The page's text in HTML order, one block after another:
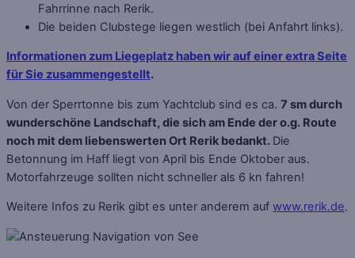
Fahrrinne nach Rerik.
Die beiden Clubstege liegen westlich (bei Anfahrt links).
Informationen zum Liegeplatz haben wir auf einer extra Seite
für Sie zusammengestellt.
Von der Sperrtonne bis zum Yachtclub sind es ca. 7 sm durch
wunderschöne Landschaft, die sich am Ende der o.g. Route
noch mit dem liebenswerten Ort Rerik bedankt. Die
Betonnung im Haff liegt von April bis Ende Oktober aus.
Motorfahrzeuge sollten nicht schneller als 6 kn fahren!
Weitere Infos zu Rerik gibt es unter anderem auf www.rerik.de.